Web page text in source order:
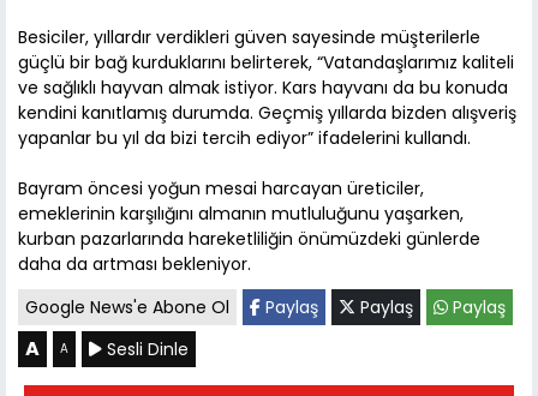
Besiciler, yıllardır verdikleri güven sayesinde müşterilerle
güçlü bir bağ kurduklarını belirterek, “Vatandaşlarımız kaliteli
ve sağlıklı hayvan almak istiyor. Kars hayvanı da bu konuda
kendini kanıtlamış durumda. Geçmiş yıllarda bizden alışveriş
yapanlar bu yıl da bizi tercih ediyor” ifadelerini kullandı.
Bayram öncesi yoğun mesai harcayan üreticiler,
emeklerinin karşılığını almanın mutluluğunu yaşarken,
kurban pazarlarında hareketliliğin önümüzdeki günlerde
daha da artması bekleniyor.
Google News'e Abone Ol
Paylaş Paylaş Paylaş
A A Sesli Dinle